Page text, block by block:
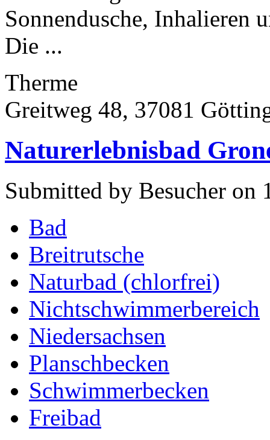
Sonnendusche, Inhalieren
Die ...
Therme
Greitweg 48, 37081
Naturerlebnisbad
Submitted by Besucher on
Bad
Breitrutsche
Naturbad (chlorfrei)
Nichtschwimmerbereich
Niedersachsen
Planschbecken
Schwimmerbecken
Freibad